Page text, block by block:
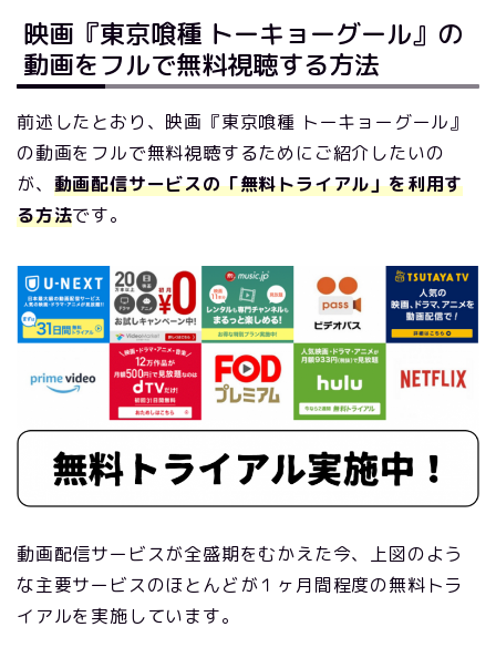
映画『東京喰種 トーキョーグール』の
動画をフルで無料視聴する方法
前述したとおり、映画『東京喰種 トーキョーグール』
の動画をフルで無料視聴するためにご紹介したいの
が、 動画配信サービスの「無料トライアル」を利用す
る方法です。
動画配信サービスが全盛期をむかえた今、上図のよう
な主要サービスのほとんどが１ヶ月間程度の無料トラ
イアルを実施しています。